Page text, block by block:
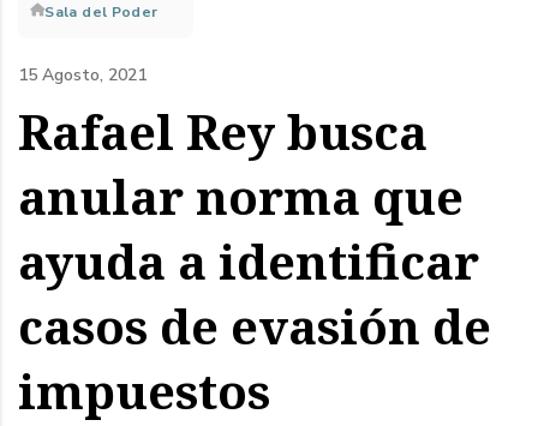
Sobrescribir
enlaces
de
ayuda
a
la
navegación
Sala del Poder
15 Agosto, 2021
Rafael Rey busca
anular norma que
ayuda a identificar
casos de evasión de
impuestos